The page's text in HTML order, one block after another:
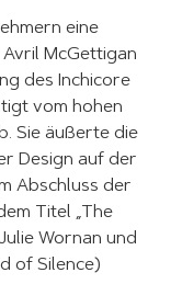
eine
McGettigan
des Inchicore
vom hohen
Sie äußerte die
Design auf der
Abschluss der
Titel „The
Wornan und
of Silence)